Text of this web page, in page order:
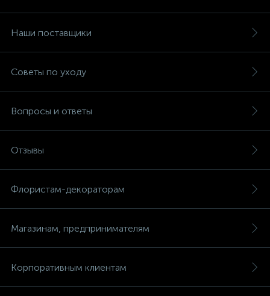
Наши поставщики
Советы по уходу
Вопросы и ответы
Отзывы
Флористам-декораторам
Магазинам, предпринимателям
Корпоративным клиентам